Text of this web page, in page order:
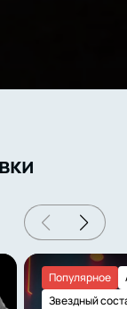
Популярное
Звездный